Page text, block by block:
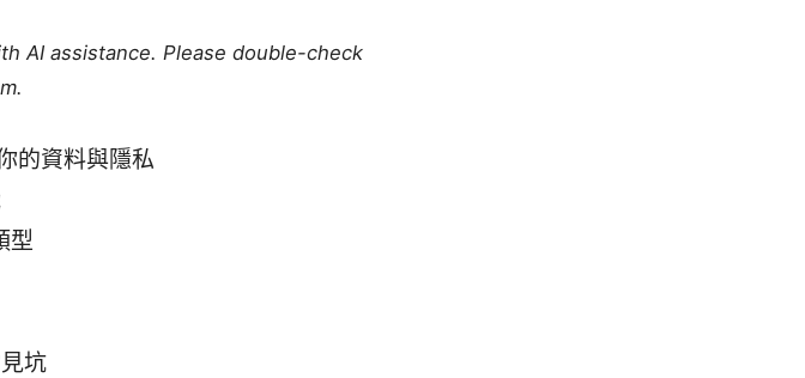
AI assistance. Please double-check
的資料與隱私
型
坑